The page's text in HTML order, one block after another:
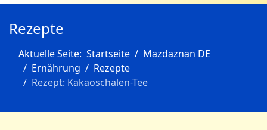
Rezepte
Aktuelle Seite: Startseite
Mazdaznan DE
Ernährung
Rezepte
Rezept: Kakaoschalen-Tee